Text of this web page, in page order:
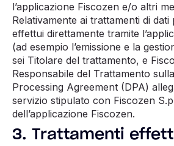
l’applicazione Fiscozen e/o altri
Relativamente ai trattamenti di
effettui direttamente tramite
(ad esempio l’emissione e la
sei Titolare del trattamento, e
Responsabile del Trattamento
Processing Agreement (DPA)
servizio stipulato con Fiscozen
dell’applicazione Fiscozen.
3. Trattamenti